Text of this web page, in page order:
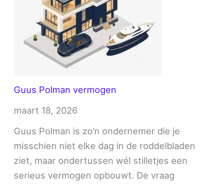
Guus Polman vermogen
maart 18, 2026
Guus Polman is zo’n ondernemer die je
misschien niet elke dag in de roddelbladen
ziet, maar ondertussen wél stilletjes een
serieus vermogen opbouwt. De vraag